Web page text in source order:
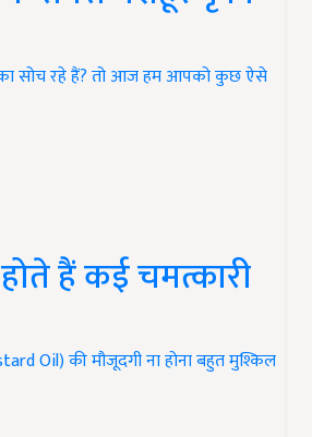
सोच रहे हैं? तो आज हम आपको कुछ ऐसे
हैं कई चमत्कारी
Oil) की मौजूदगी ना होना बहुत मुश्किल